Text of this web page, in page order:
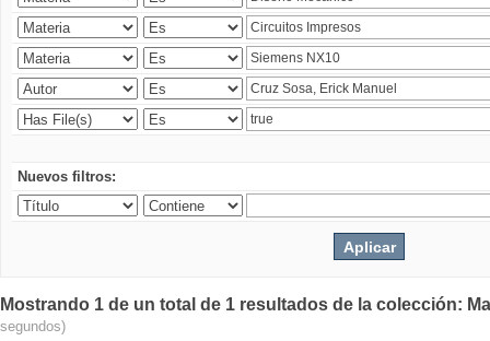
Nuevos filtros:
Mostrando 1 de un total de 1 resultados de la colección:
segundos)